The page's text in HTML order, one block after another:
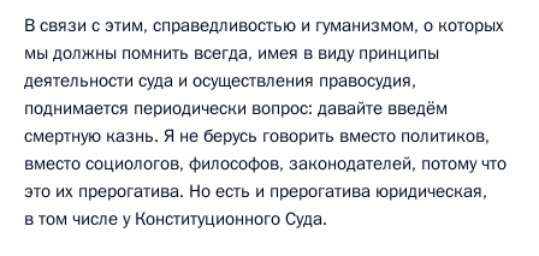
В связи с этим, справедливостью и гуманизмом, о которых
мы должны помнить всегда, имея в виду принципы
деятельности суда и осуществления правосудия,
поднимается периодически вопрос: давайте введём
смертную казнь. Я не берусь говорить вместо политиков,
вместо социологов, философов, законодателей, потому что
это их прерогатива. Но есть и прерогатива юридическая,
в том числе у Конституционного Суда.